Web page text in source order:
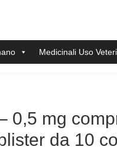
Medicinali Uso
0,5 mg
da 10